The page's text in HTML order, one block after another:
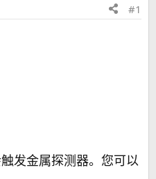
#1
发金属探测器。您可以